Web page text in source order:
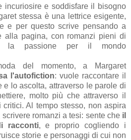
incuriosire e soddisfare il bisogno
stessa è una lettrice esigente,
e per questo scrive pensando a
alla pagina, con romanzi pieni di
la passione per il mondo
del momento, a Margaret
l'autofiction: vuole raccontare il
e lo ascolta, attraverso le parole di
molto più che attraverso il
Al tempo stesso, non aspira
romanzi a tesi: sente che il
racconti, e proprio cogliendo i
storie e personaggi di cui non